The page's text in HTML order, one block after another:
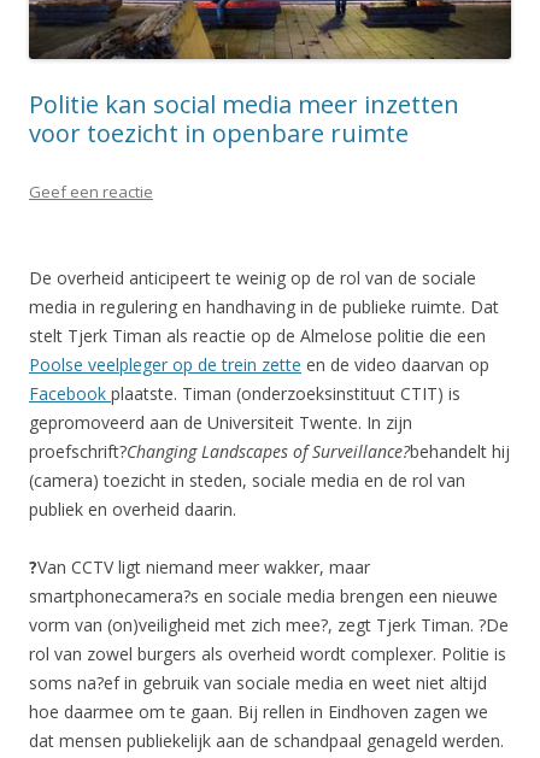
Politie kan social media meer inzetten
voor toezicht in openbare ruimte
Geef een reactie
De overheid anticipeert te weinig op de rol van de sociale
media in regulering en handhaving in de publieke ruimte. Dat
stelt Tjerk Timan als reactie op de Almelose politie die een
Poolse veelpleger op de trein zette en de video daarvan op
Facebook plaatste. Timan (onderzoeksinstituut CTIT) is
gepromoveerd aan de Universiteit Twente. In zijn
proefschrift?Changing Landscapes of Surveillance?behandelt hij
(camera) toezicht in steden, sociale media en de rol van
publiek en overheid daarin.
?Van CCTV ligt niemand meer wakker, maar
smartphonecamera?s en sociale media brengen een nieuwe
vorm van (on)veiligheid met zich mee?, zegt Tjerk Timan. ?De
rol van zowel burgers als overheid wordt complexer. Politie is
soms na?ef in gebruik van sociale media en weet niet altijd
hoe daarmee om te gaan. Bij rellen in Eindhoven zagen we
dat mensen publiekelijk aan de schandpaal genageld werden.